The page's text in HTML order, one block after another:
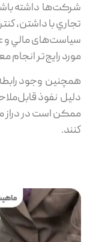
شرکت‌ها داشته
تجاري با داشتن،
سیاست‌های مالي و
مورد رایج‌تر انجام
همچنین وجود
دلیل نفوذ
ممکن است در دراز
كنند.